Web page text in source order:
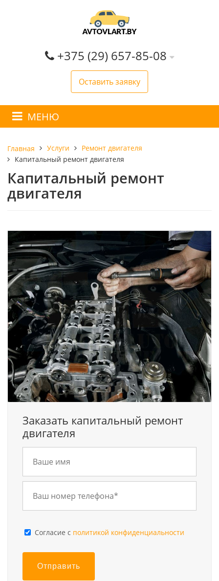
+375 (29) 657-85-08
Оставить заявку
МЕНЮ
Главная Услуги
Ремонт двигателя
Капитальный ремонт двигателя
Капитальный ремонт
двигателя
Заказать капитальный ремонт
двигателя
Cогласие с политикой конфиденциальности
Отправить